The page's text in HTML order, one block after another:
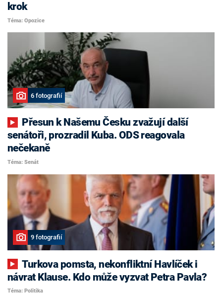
krok
Téma: Opozice
6 fotografií
senátoři, prozradil Kuba. ODS reagovala
nečekaně
Téma: Senát
9 fotografií
Turkova pomsta, nekonfliktní Havlíček i
návrat Klause. Kdo může vyzvat Petra Pavla?
Téma: Politika